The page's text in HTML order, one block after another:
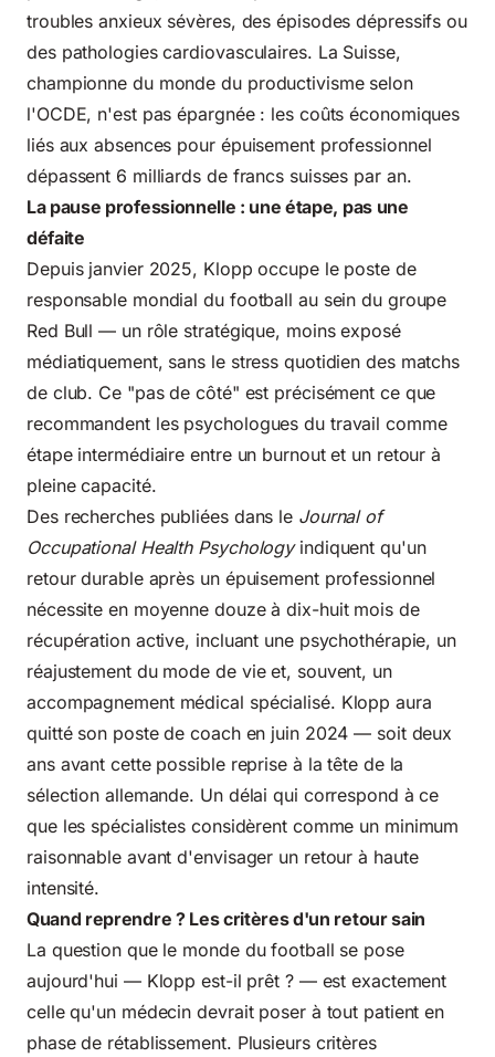
troubles anxieux sévères, des épisodes dépressifs ou
des pathologies cardiovasculaires. La Suisse,
championne du monde du productivisme selon
l'OCDE, n'est pas épargnée : les coûts économiques
liés aux absences pour épuisement professionnel
dépassent 6 milliards de francs suisses par an.
La pause professionnelle : une étape, pas une
défaite
Depuis janvier 2025, Klopp occupe le poste de
responsable mondial du football au sein du groupe
Red Bull — un rôle stratégique, moins exposé
médiatiquement, sans le stress quotidien des matchs
de club. Ce "pas de côté" est précisément ce que
recommandent les psychologues du travail comme
étape intermédiaire entre un burnout et un retour à
pleine capacité.
Des recherches publiées dans le Journal of
Occupational Health Psychologyindiquent qu'un
retour durable après un épuisement professionnel
nécessite en moyenne douze à dix-huit mois de
récupération active, incluant une psychothérapie, un
réajustement du mode de vie et, souvent, un
accompagnement médical spécialisé. Klopp aura
quitté son poste de coach en juin 2024 — soit deux
ans avant cette possible reprise à la tête de la
sélection allemande. Un délai qui correspond à ce
que les spécialistes considèrent comme un minimum
raisonnable avant d'envisager un retour à haute
intensité.
Quand reprendre ? Les critères d'un retour sain
La question que le monde du football se pose
aujourd'hui — Klopp est-il prêt ? — est exactement
celle qu'un médecin devrait poser à tout patient en
phase de rétablissement. Plusieurs critères